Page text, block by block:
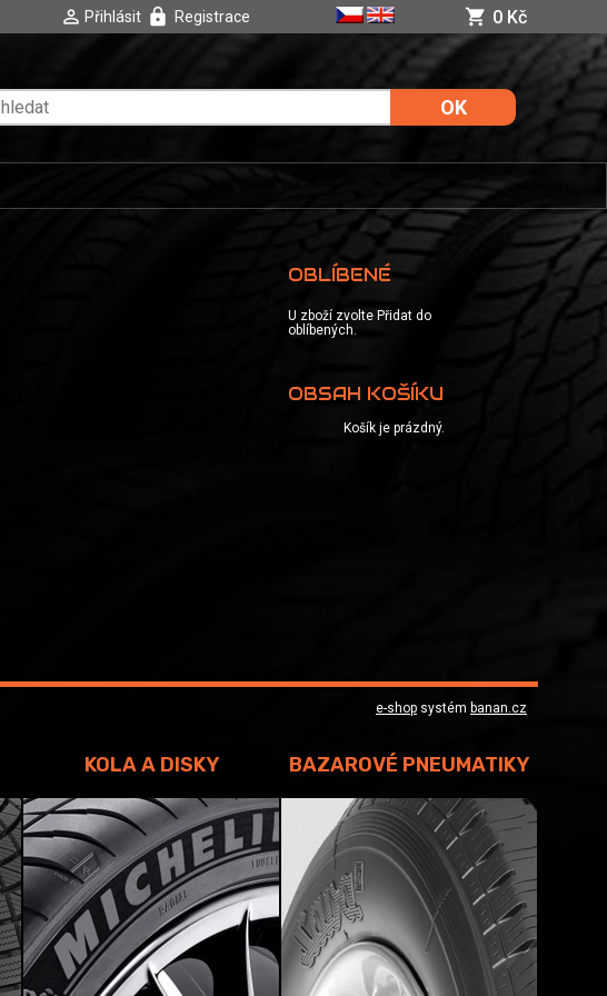
Přihlásit Registrace 0 Kč
OBLÍBENÉ
U zboží zvolte Přidat do
oblíbených.
OBSAH KOŠÍKU
Košík je prázdný.
e-shop systém banan.cz
KOLA A DISKY BAZAROVÉ PNEUMATIKY